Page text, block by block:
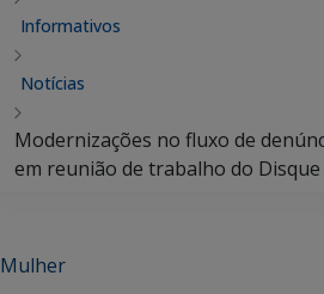
Informativos
Notícias
Modernizações no fluxo de
em reunião de trabalho do
Mulher